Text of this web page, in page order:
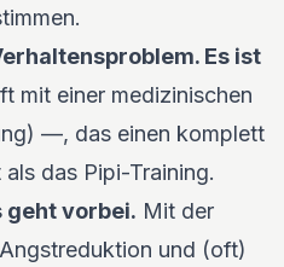
Es ist
mit einer medizinischen
—, das einen komplett
das Pipi-Training.
geht vorbei. Mit der
und (oft)